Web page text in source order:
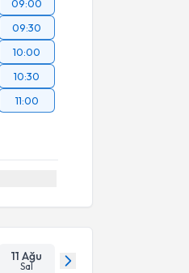
09:00
09:30
10:00
10:30
11:00
11 Ağu
Sal